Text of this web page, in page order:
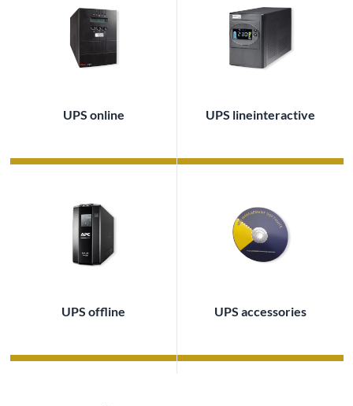
UPS online UPS lineinteractive
UPS offline UPS accessories